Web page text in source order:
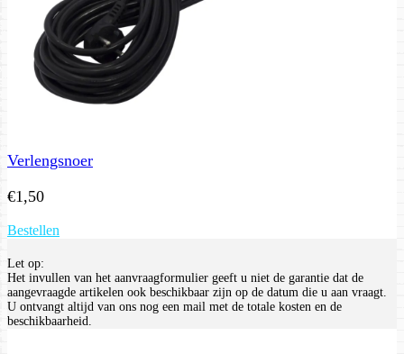
Verlengsnoer
€1,50
Bestellen
Let op:
Het invullen van het aanvraagformulier geeft u niet de garantie dat de
aangevraagde artikelen ook beschikbaar zijn op de datum die u aan vraagt.
U ontvangt altijd van ons nog een mail met de totale kosten en de
beschikbaarheid.